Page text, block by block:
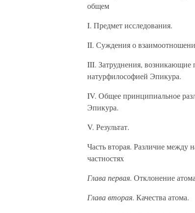
общем
I. Предмет исследования.
II. Суждения о
III. Затруднения, возникающие
натурфилософией Эпикура.
IV. Общее принципиальное
Эпикура.
V. Результат.
Часть вторая. Различие
частностях
Глава первая. Отклонение
Глава вторая. Качества атома.